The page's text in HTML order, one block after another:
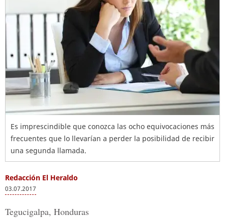
Es imprescindible que conozca las ocho equivocaciones más
frecuentes que lo llevarían a perder la posibilidad de recibir
una segunda llamada.
Redacción El Heraldo
03.07.2017
Tegucigalpa, Honduras